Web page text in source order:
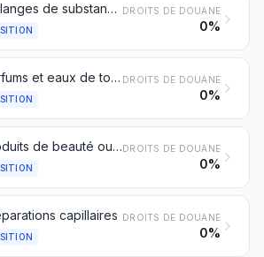
Mélanges de substances odoriférantes et mélanges (y compris les solutions alcooliques) à base d'une ou de plusieurs de ces substances, des types utilisés comme matières de base pour l'industrie; autres préparations à base de substances odoriférantes, des types utilisés pour la fabrication de boissons DROITS DE DOUANE
0%
Parfums et eaux de toilette DROITS DE DOUANE
0%
Produits de beauté ou de maquillage préparés et préparations pour l'entretien ou les soins de la peau, autres que les médicaments, y compris les préparations antisolaires et les préparations pour bronzer; préparations pour manucures ou pédicuresDROITS DE DOUANE
0%
capillaires DROITS DE DOUANE
0%